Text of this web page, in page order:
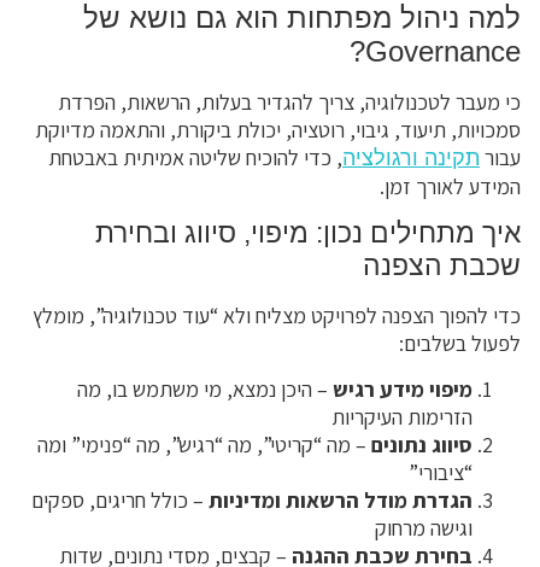
למה ניהול מפתחות הוא גם נושא של
Governance?
כי מעבר לטכנולוגיה, צריך להגדיר בעלות, הרשאות, הפרדת
סמכויות, תיעוד, גיבוי, רוטציה, יכולת ביקורת, והתאמה מדיוקת
עבור תקינה ורגולציה, כדי להוכיח שליטה אמיתית באבטחת
המידע לאורך זמן.
איך מתחילים נכון: מיפוי, סיווג ובחירת
שכבת הצפנה
כדי להפוך הצפנה לפרויקט מצליח ולא “עוד טכנולוגיה”, מומלץ
לפעול בשלבים:
מיפוי מידע רגיש – היכן נמצא, מי משתמש בו, מה
הזרימות העיקריות
סיווג נתונים – מה “קריטי”, מה “רגיש”, מה “פנימי” ומה
“ציבורי”
הגדרת מודל הרשאות ומדיניות – כולל חריגים, ספקים
וגישה מרחוק
בחירת שכבת ההגנה – קבצים, מסדי נתונים, שדות